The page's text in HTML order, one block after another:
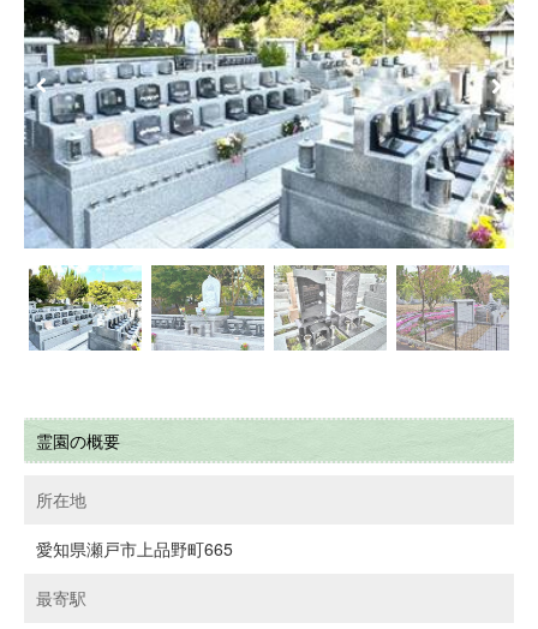
Previous Next
霊園の概要
所在地
愛知県瀬戸市上品野町665
最寄駅